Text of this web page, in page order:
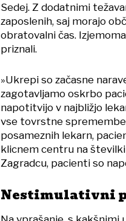
Sedej. Z dodatnimi
zaposlenih, saj morajo
obratovalni čas.
priznali.
»Ukrepi so začasne
zagotavljamo oskrbo
napotitvijo v najbližjo
vse tovrstne
posameznih lekarn,
klicnem centru na
Zagradcu, pacienti so
Nestimulativni